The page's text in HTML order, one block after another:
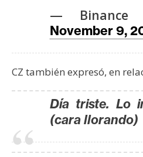
— Binance
November 9,
CZ también expresó, en
Día triste. Lo
(cara llorando)